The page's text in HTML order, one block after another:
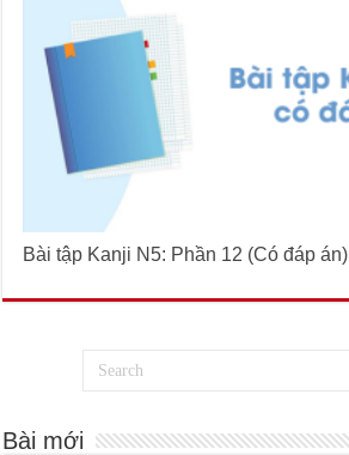
Bài tập Kanji N5: Phần 12 (Có đáp án)
Bài mới